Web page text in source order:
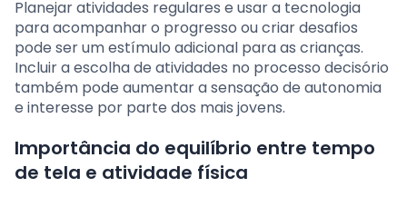
Planejar atividades regulares e usar a tecnologia
para acompanhar o progresso ou criar desafios
pode ser um estímulo adicional para as crianças.
Incluir a escolha de atividades no processo decisório
também pode aumentar a sensação de autonomia
e interesse por parte dos mais jovens.
Importância do equilíbrio entre tempo
de tela e atividade física